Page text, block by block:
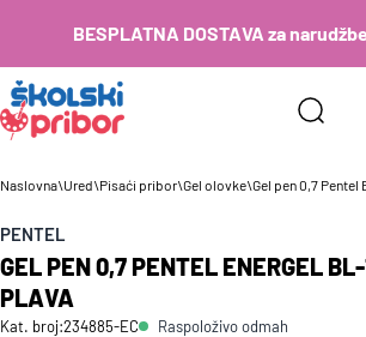
BESPLATNA DOSTAVA za
Naslovna\Ured\Pisaći pribor\Gel olovke\Gel pen 0,7 Pentel
PENTEL
GEL PEN 0,7 PENTEL ENERGEL
PLAVA
Kat. broj:234885-EC Raspoloživo odmah